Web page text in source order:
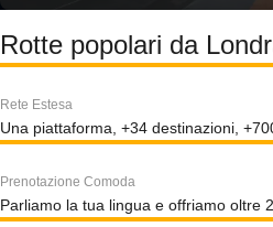
Rotte popolari da
Rete Estesa
Una piattaforma, +34 destinazioni,
Prenotazione Comoda
Parliamo la tua lingua e offriamo oltre